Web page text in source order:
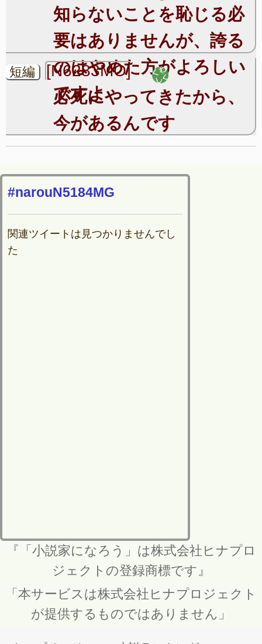
知らないことを恥じる必
要はありませんが、誇る
のはやめた方がよろしい
ですよ
短編 [N6283MO]
必死にやってきたから、
今があるんです
#narouN5184MG
関連ツイートは見つかりませんでし
た
『「小説家になろう」は株式会社ヒナプロ
ジェクトの登録商標です』
「本サービスは株式会社ヒナプロジェクト
が提供するものではありません」